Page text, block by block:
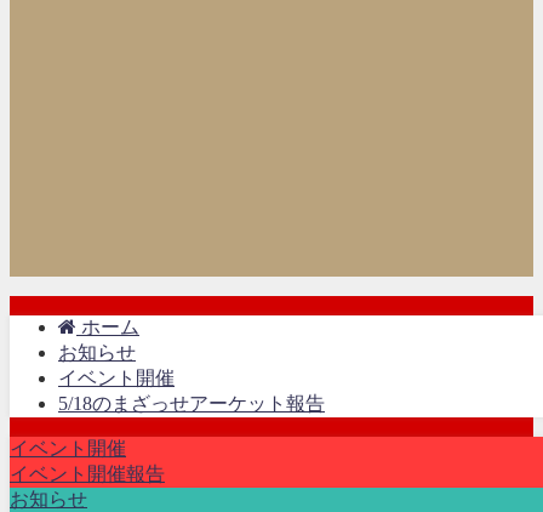
ホーム
お知らせ
イベント開催
5/18のまざっせアーケット報告
イベント開催
イベント開催報告
お知らせ